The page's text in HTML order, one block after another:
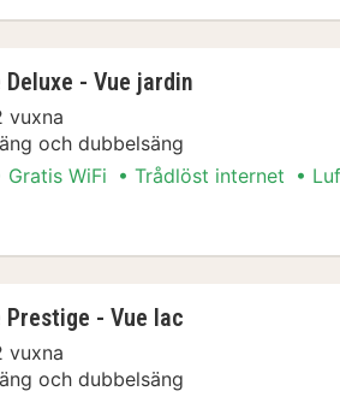
Deluxe - Vue jardin
vuxna
och dubbelsäng
Gratis WiFi Trådlöst internet
Prestige - Vue lac
vuxna
och dubbelsäng